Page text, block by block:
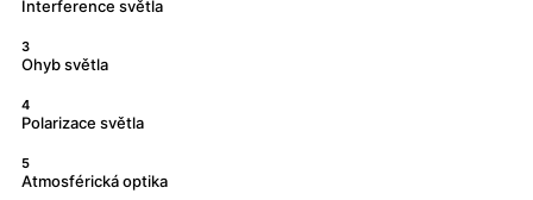
Interference světla
3
Ohyb světla
4
Polarizace světla
5
Atmosférická optika